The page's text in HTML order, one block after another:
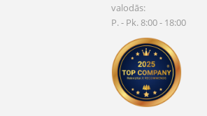
valodās:
P. - Pk. 8:00 - 18:00